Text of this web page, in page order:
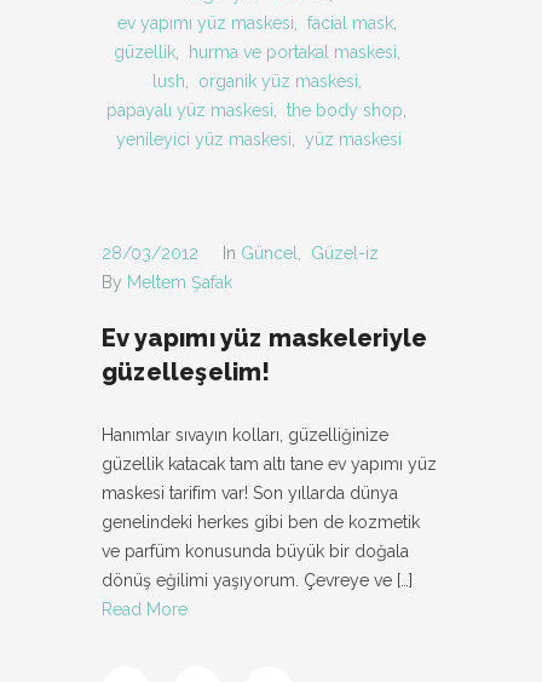
ev yapımı yüz maskesi
facial mask,
güzellik, hurma ve portakal maskesi
lush
organik yüz maskesi
papayalı yüz maskesi
the body shop
yenileyici yüz maskesi
yüz maskesi
28/03/2012 In Güncel
Güzel-iz
By Meltem Şafak
Ev yapımı yüz maskeleriyle
güzelleşelim!
Hanımlar sıvayın kolları, güzelliğinize
güzellik katacak tam altı tane ev yapımı yüz
maskesi tarifim var! Son yıllarda dünya
genelindeki herkes gibi ben de kozmetik
ve parfüm konusunda büyük bir doğala
dönüş eğilimi yaşıyorum. Çevreye ve […]
Read More